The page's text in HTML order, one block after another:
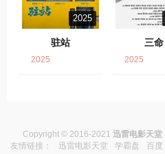
2025
驻站
2025
三命
2025
Copyright © 2016-2021 迅雷电影天堂
友情链接：
迅雷电影天堂 学霸盘 百度